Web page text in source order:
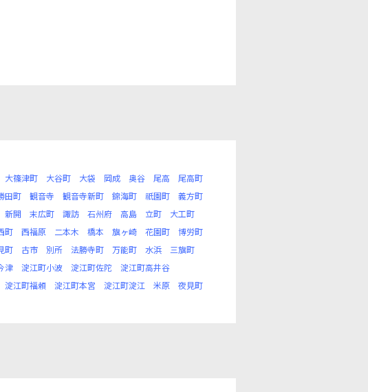
大篠津町 大谷町 大袋 岡成 奥谷 尾高
尾高町
田町 観音寺 観音寺新町 錦海町 祇園町
義方町
新開 末広町 諏訪 石州府 高島 立町
大工町
町 西福原 二本木 橋本 旗ヶ崎 花園町
博労町
町 古市 別所 法勝寺町 万能町 水浜
三旗町
津 淀江町小波 淀江町佐陀
淀江町高井谷
淀江町福頼 淀江町本宮 淀江町淀江 米原
夜見町